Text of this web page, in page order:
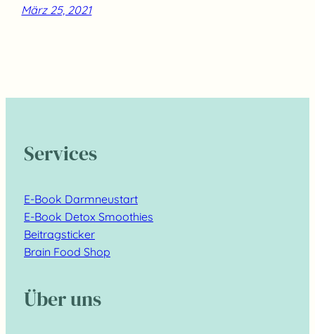
März 25, 2021
Services
E-Book Darmneustart
E-Book Detox Smoothies
Beitragsticker
Brain Food Shop
Über uns